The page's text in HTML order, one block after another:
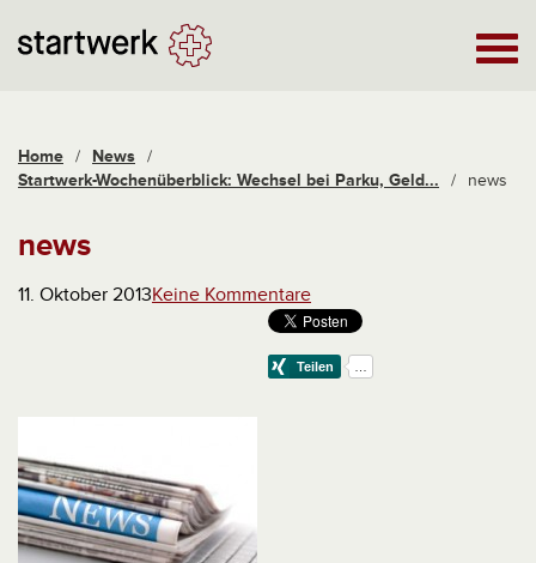
Home / News /
Startwerk-Wochenüberblick: Wechsel bei Parku, Geld...
/ news
news
11. Oktober 2013Keine Kommentare